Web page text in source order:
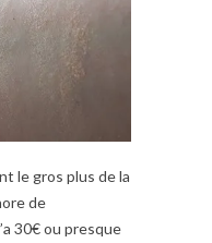
le gros plus de la
de
30€ ou presque